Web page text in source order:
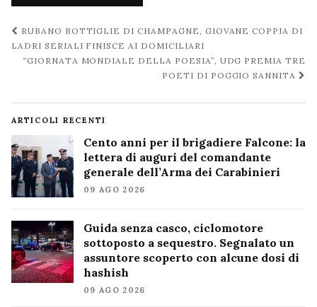
Navigazione
post
RUBANO BOTTIGLIE DI CHAMPAGNE, GIOVANE COPPIA DI
LADRI SERIALI FINISCE AI DOMICILIARI
“GIORNATA MONDIALE DELLA POESIA”, UDG PREMIA TRE
POETI DI POGGIO SANNITA
ARTICOLI RECENTI
Cento anni per il brigadiere Falcone: la
lettera di auguri del comandante
generale dell’Arma dei Carabinieri
09 AGO 2026
Guida senza casco, ciclomotore
sottoposto a sequestro. Segnalato un
assuntore scoperto con alcune dosi di
hashish
09 AGO 2026